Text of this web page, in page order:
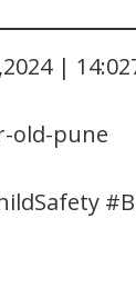
|
old-pune